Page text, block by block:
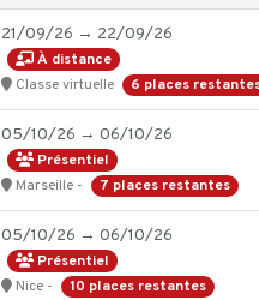
21/09/26 → 22/09/26
À distance
Classe virtuelle
6 places
05/10/26 → 06/10/26
Présentiel
Marseille -
7 places restantes
05/10/26 → 06/10/26
Présentiel
Nice -
10 places restantes